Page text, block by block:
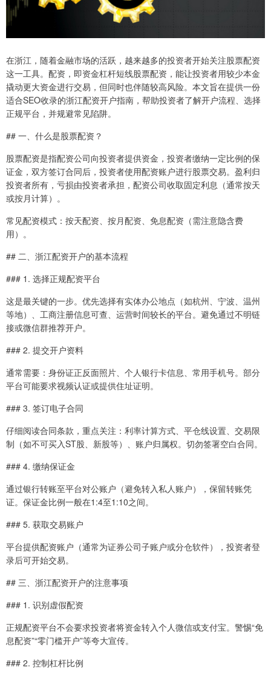
在浙江，随着金融市场的活跃，越来越多的投资者开始关注股票配资
这一工具。配资，即资金杠杆短线股票配资，能让投资者用较少本金
撬动更大资金进行交易，但同时也伴随较高风险。本文旨在提供一份
适合SEO收录的浙江配资开户指南，帮助投资者了解开户流程、选择
正规平台，并规避常见陷阱。
## 一、什么是股票配资？
股票配资是指配资公司向投资者提供资金，投资者缴纳一定比例的保
证金，双方签订合同后，投资者使用配资账户进行股票交易。盈利归
投资者所有，亏损由投资者承担，配资公司收取固定利息（通常按天
或按月计算）。
常见配资模式：按天配资、按月配资、免息配资（需注意隐含费
用）。
## 二、浙江配资开户的基本流程
### 1. 选择正规配资平台
这是最关键的一步。优先选择有实体办公地点（如杭州、宁波、温州
等地）、工商注册信息可查、运营时间较长的平台。避免通过不明链
接或微信群推荐开户。
### 2. 提交开户资料
通常需要：身份证正反面照片、个人银行卡信息、常用手机号。部分
平台可能要求视频认证或提供住址证明。
### 3. 签订电子合同
仔细阅读合同条款，重点关注：利率计算方式、平仓线设置、交易限
制（如不可买入ST股、新股等）、账户归属权。切勿签署空白合同。
### 4. 缴纳保证金
通过银行转账至平台对公账户（避免转入私人账户），保留转账凭
证。保证金比例一般在1:4至1:10之间。
### 5. 获取交易账户
平台提供配资账户（通常为证券公司子账户或分仓软件），投资者登
录后可开始交易。
## 三、浙江配资开户的注意事项
### 1. 识别虚假配资
正规配资平台不会要求投资者将资金转入个人微信或支付宝。警惕“免
息配资”“零门槛开户”等夸大宣传。
### 2. 控制杠杆比例